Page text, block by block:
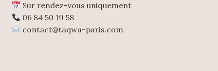
Sur rendez-vous uniquement
06 84 50 19 58
contact@taqwa-paris.com